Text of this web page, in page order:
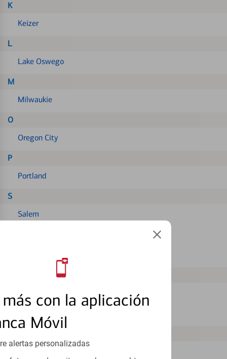
con la aplicación
Móvil
alertas personalizadas
K
Keizer
L
Lake Oswego
M
Milwaukie
O
Oregon City
P
Portland
S
Salem
Tigard
West Linn